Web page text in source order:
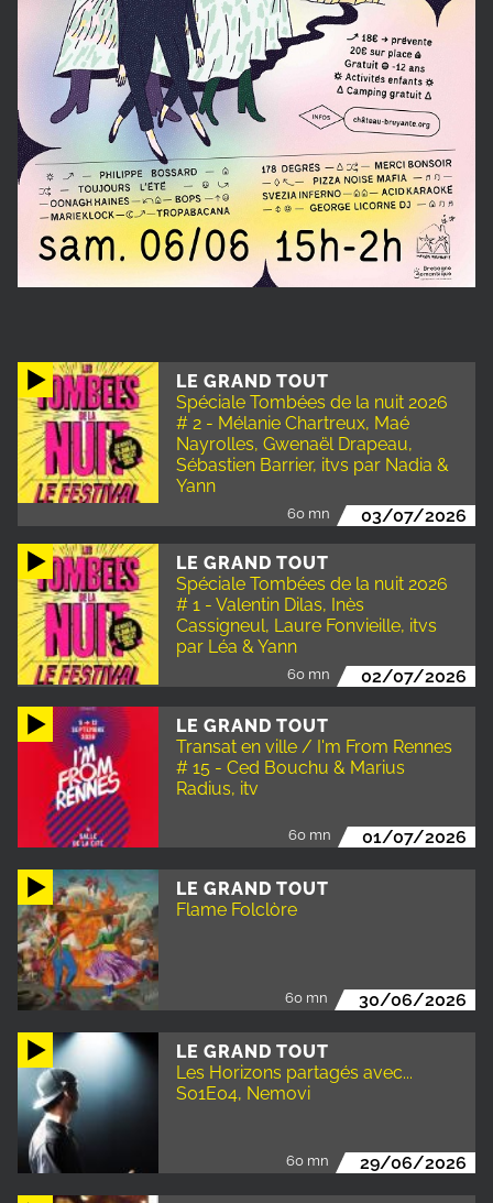
LE GRAND TOUT
Spéciale Tombées de la nuit 2026
# 2 - Mélanie Chartreux, Maé
Nayrolles, Gwenaël Drapeau,
Sébastien Barrier, itvs par Nadia &
Yann
60 mn 03/07/2026
LE GRAND TOUT
Spéciale Tombées de la nuit 2026
# 1 - Valentin Dilas, Inès
Cassigneul, Laure Fonvieille, itvs
par Léa & Yann
60 mn 02/07/2026
LE GRAND TOUT
Transat en ville / I'm From Rennes
# 15 - Ced Bouchu & Marius
Radius, itv
60 mn 01/07/2026
LE GRAND TOUT
Flame Folclòre
60 mn 30/06/2026
LE GRAND TOUT
Les Horizons partagés avec...
S01E04, Nemovi
60 mn 29/06/2026